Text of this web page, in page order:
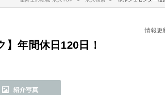
情報更
年間休日120日！